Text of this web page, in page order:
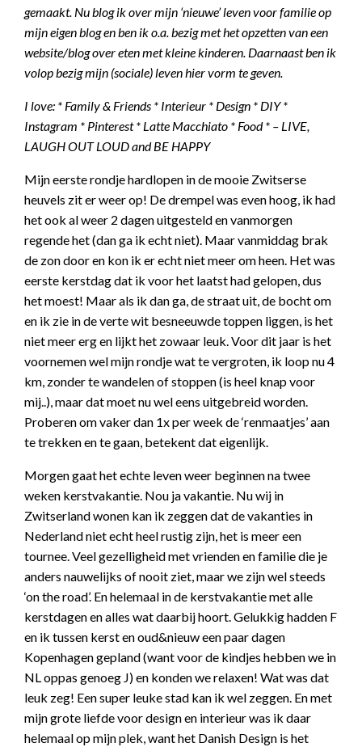
gemaakt. Nu blog ik over mijn ‘nieuwe’ leven voor familie op
mijn eigen blog en ben ik o.a. bezig met het opzetten van een
website/blog over eten met kleine kinderen. Daarnaast ben ik
volop bezig mijn (sociale) leven hier vorm te geven.
I love: * Family & Friends * Interieur * Design * DIY *
Instagram * Pinterest * Latte Macchiato * Food * – LIVE,
LAUGH OUT LOUD and BE HAPPY
Mijn eerste rondje hardlopen in de mooie Zwitserse
heuvels zit er weer op! De drempel was even hoog, ik had
het ook al weer 2 dagen uitgesteld en vanmorgen
regende het (dan ga ik echt niet). Maar vanmiddag brak
de zon door en kon ik er echt niet meer om heen. Het was
eerste kerstdag dat ik voor het laatst had gelopen, dus
het moest! Maar als ik dan ga, de straat uit, de bocht om
en ik zie in de verte wit besneeuwde toppen liggen, is het
niet meer erg en lijkt het zowaar leuk. Voor dit jaar is het
voornemen wel mijn rondje wat te vergroten, ik loop nu 4
km, zonder te wandelen of stoppen (is heel knap voor
mij..), maar dat moet nu wel eens uitgebreid worden.
Proberen om vaker dan 1x per week de ‘renmaatjes’ aan
te trekken en te gaan, betekent dat eigenlijk.
Morgen gaat het echte leven weer beginnen na twee
weken kerstvakantie. Nou ja vakantie. Nu wij in
Zwitserland wonen kan ik zeggen dat de vakanties in
Nederland niet echt heel rustig zijn, het is meer een
tournee. Veel gezelligheid met vrienden en familie die je
anders nauwelijks of nooit ziet, maar we zijn wel steeds
‘on the road’. En helemaal in de kerstvakantie met alle
kerstdagen en alles wat daarbij hoort. Gelukkig hadden F
en ik tussen kerst en oud&nieuw een paar dagen
Kopenhagen gepland (want voor de kindjes hebben we in
NL oppas genoeg J) en konden we relaxen! Wat was dat
leuk zeg! Een super leuke stad kan ik wel zeggen. En met
mijn grote liefde voor design en interieur was ik daar
helemaal op mijn plek, want het Danish Design is het